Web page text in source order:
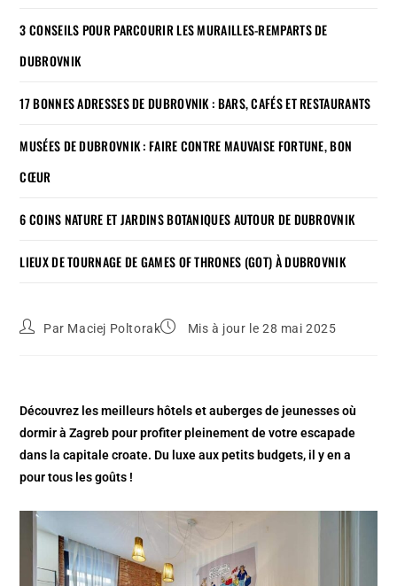
3 CONSEILS POUR PARCOURIR LES MURAILLES-REMPARTS DE
DUBROVNIK
17 BONNES ADRESSES DE DUBROVNIK : BARS, CAFÉS ET RESTAURANTS
MUSÉES DE DUBROVNIK : FAIRE CONTRE MAUVAISE FORTUNE, BON
CŒUR
6 COINS NATURE ET JARDINS BOTANIQUES AUTOUR DE DUBROVNIK
LIEUX DE TOURNAGE DE GAMES OF THRONES (GOT) À DUBROVNIK
Par Maciej Poltorak Mis à jour le 28 mai 2025
Découvrez les meilleurs hôtels et auberges de jeunesses où
dormir à Zagreb pour profiter pleinement de votre escapade
dans la capitale croate. Du luxe aux petits budgets, il y en a
pour tous les goûts !